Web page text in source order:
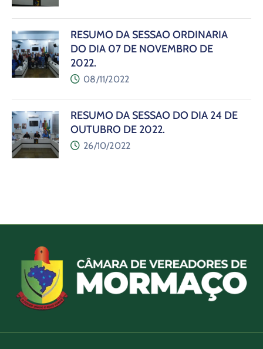
RESUMO DA SESSÃO ORDINÁRIA
DO DIA 07 DE NOVEMBRO DE
2022.
08/11/2022
RESUMO DA SESSÃO DO DIA 24 DE
OUTUBRO DE 2022.
26/10/2022